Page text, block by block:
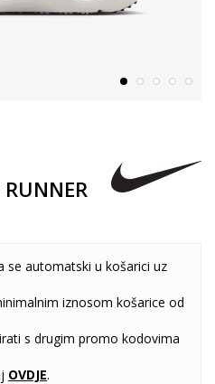
se automatski u košarici uz
iznosom košarice od
s drugim promo kodovima
OVDJE.